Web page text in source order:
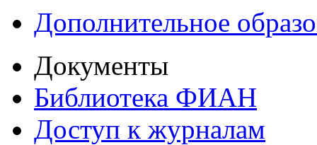
Дополнительное
Документы
Библиотека ФИАН
Доступ к журналам